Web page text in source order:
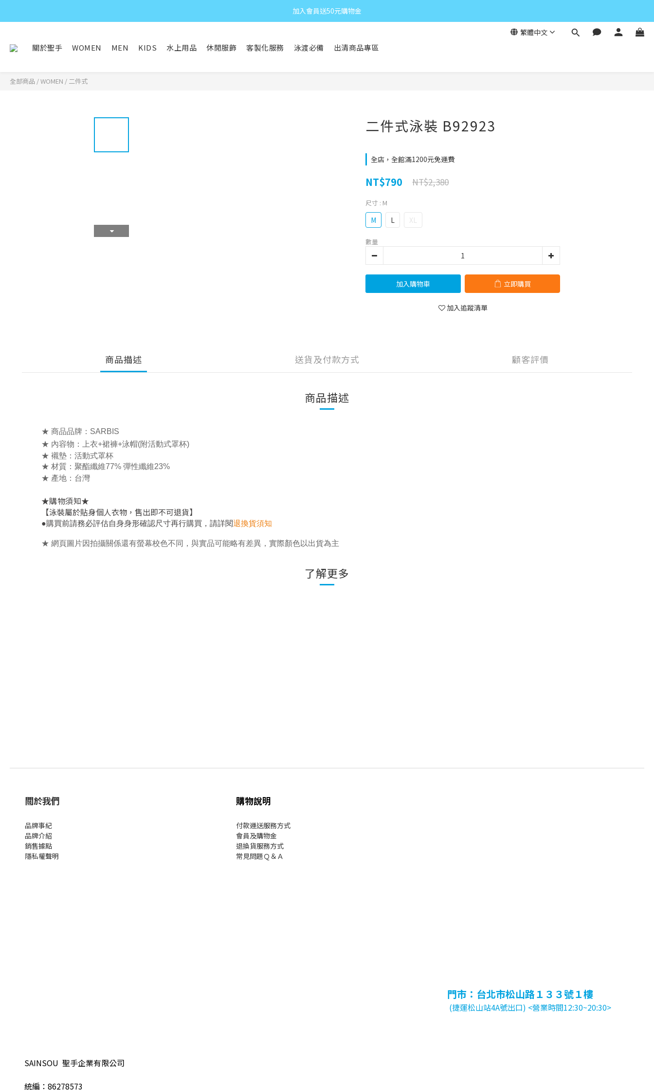
加入會員送50元購物金
繁體中文
關於聖手 WOMEN MEN KIDS 水上用品 休閒服飾 客製化服務 泳渡必備 出清商品專區
全部商品 /WOMEN / 二件式
二件式泳裝 B92923
全店，全館滿1200元免運費
NT$790 NT$2,380
尺寸 : M
M L XL
數量
加入購物車 立即購買
加入追蹤清單
商品描述 送貨及付款方式 顧客評價
商品描述
★ 商品品牌：SARBIS
★ 內容物：上衣+裙褲+泳帽(附活動式罩杯)
★ 襯墊：活動式罩杯
★ 材質：聚酯纖維77% 彈性纖維23%
★ 產地：台灣
★購物須知★
【泳裝屬於貼身個人衣物，售出即不可退貨】
●購買前請務必評估自身身形確認尺寸再行購買 ， 請詳閱退換貨須知
★ 網頁圖片因拍攝關係還有螢幕校色不同，與實品可能略有差異，實際顏色以出貨為主
了解更多
關於我們
品牌事紀
品牌介紹
銷售據點
隱私權聲明
購物說明
付款運送服務方式
會員及購物金
退換貨服務方式
常見問題Ｑ＆Ａ
門市：台北市松山路１３３號１樓
(捷運松山站4A號出口) <營業時間12:30~20:30>
SAINSOU 聖手企業有限公司
統編：86278573